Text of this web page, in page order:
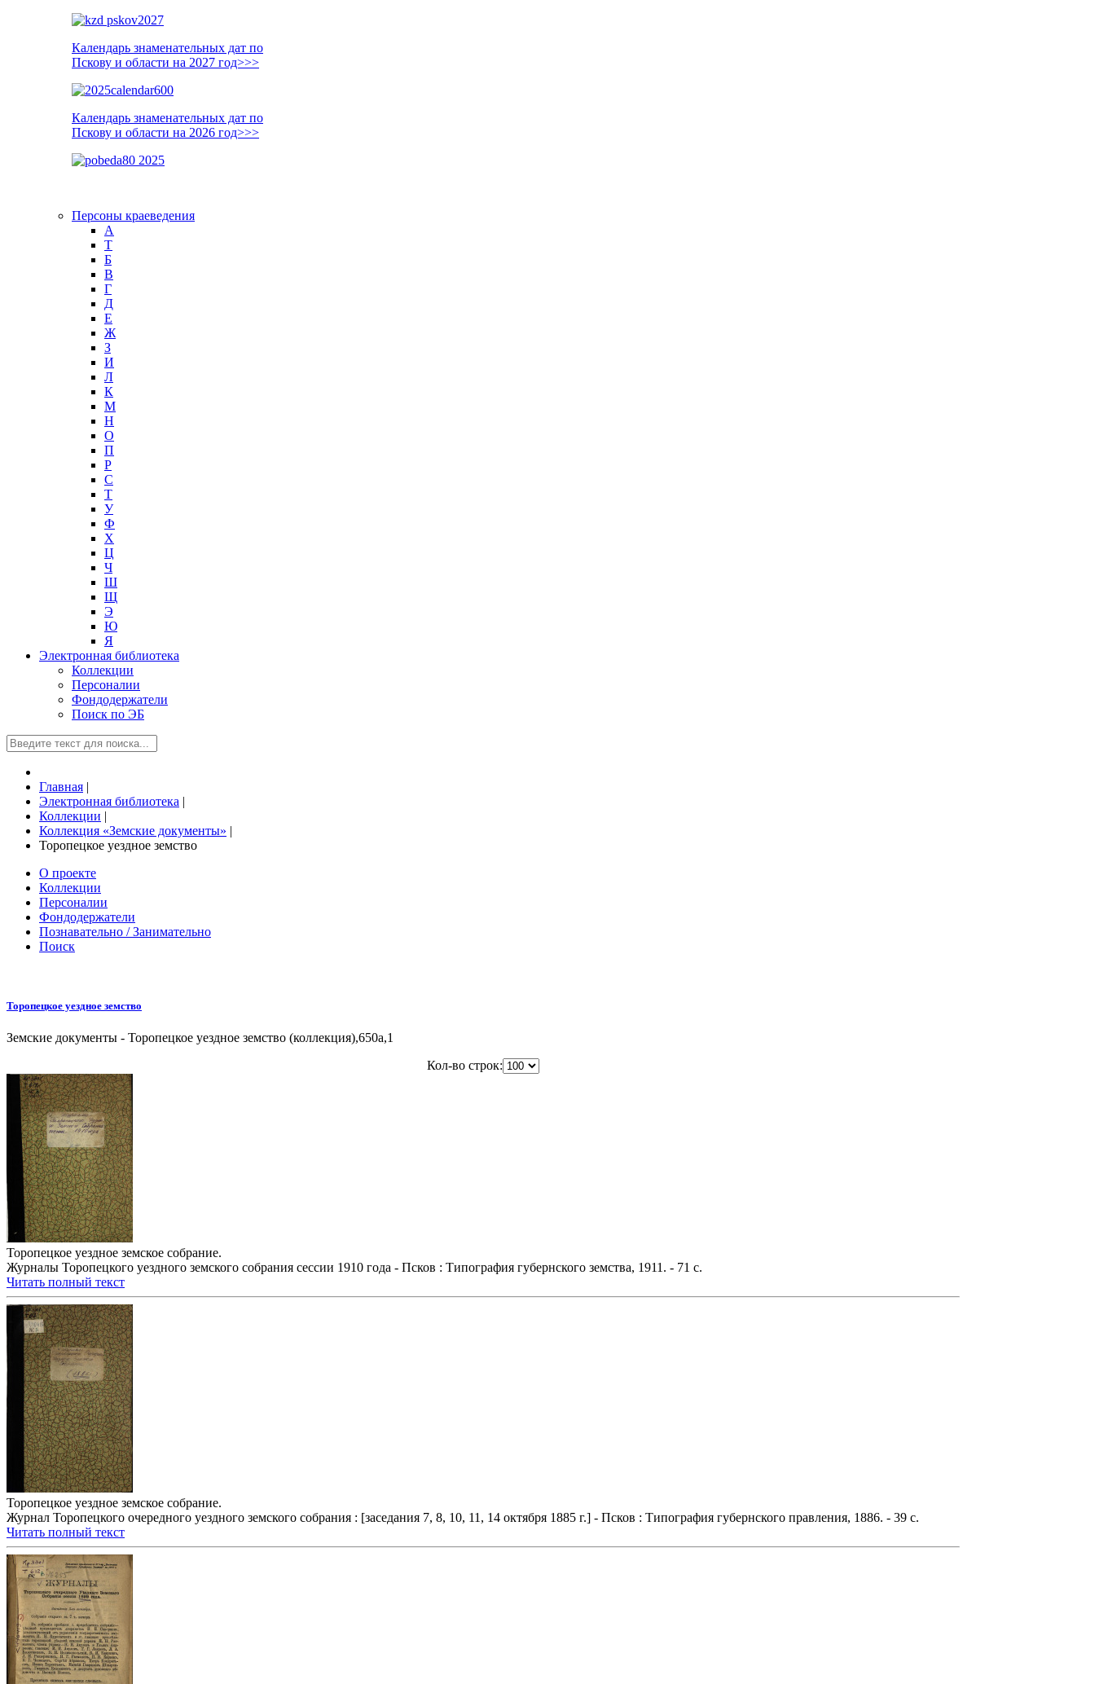
Календарь знаменательных дат по
Пскову и области на 2027 год>>>
Календарь знаменательных дат по
Пскову и области на 2026 год>>>
Персоны краеведения
А
T
Б
В
Г
Д
Е
Ж
З
И
Л
К
М
Н
О
П
Р
С
Т
У
Ф
Х
Ц
Ч
Ш
Щ
Э
Ю
Я
Электронная библиотека
Коллекции
Персоналии
Фондодержатели
Поиск по ЭБ
Главная |
Электронная библиотека |
Коллекции |
Коллекция «Земские документы» |
Торопецкое уездное земство
О проекте
Коллекции
Персоналии
Фондодержатели
Познавательно / Занимательно
Поиск
Торопецкое уездное земство
Земские документы - Торопецкое уездное земство (коллекция),650a,1
Кол-во строк:
Торопецкое уездное земское собрание.
Журналы Торопецкого уездного земского собрания сессии 1910 года - Псков : Типография губернского земства, 1911. - 71 с.
Читать полный текст
Торопецкое уездное земское собрание.
Журнал Торопецкого очередного уездного земского собрания : [заседания 7, 8, 10, 11, 14 октября 1885 г.] - Псков : Типография губернского правления, 1886. - 39 с.
Читать полный текст